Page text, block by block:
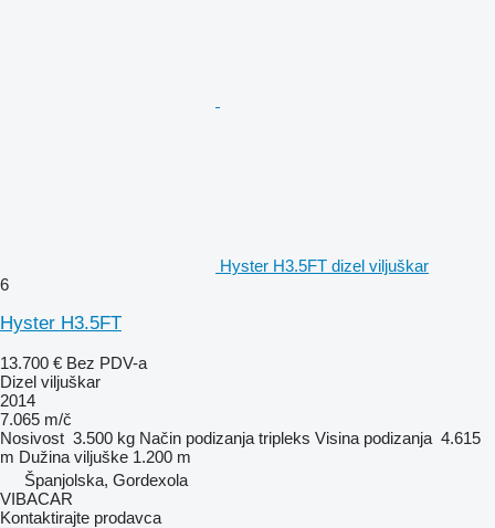
Hyster H3.5FT dizel viljuškar
6
Hyster H3.5FT
13.700 € Bez PDV-a
Dizel viljuškar
2014
7.065 m/č
Nosivost 3.500 kg Način podizanja tripleks Visina podizanja 4.615
m Dužina viljuške 1.200 m
Španjolska, Gordexola
VIBACAR
Kontaktirajte prodavca